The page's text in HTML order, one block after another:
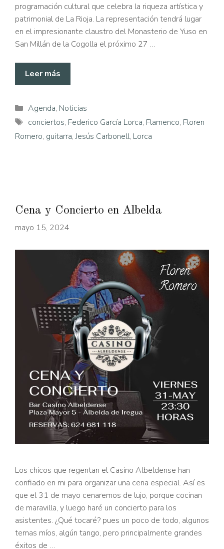
programación cultural que celebra la riqueza artística y
patrimonial de La Rioja. La representación tendrá lugar
en el impresionante claustro del Monasterio de Yuso en
San Millán de la Cogolla el próximo 27 …
Leer más
Categorías
Agenda, Noticias
Etiquetas
conciertos, Federico García Lorca, Flamenco, Floren
Romero, guitarra,Jesús Carbonell, Lorca
Cena y Concierto en Albelda
mayo 15, 2024
Los chicos que regentan el Casino Albeldense han
confiado en mi para organizar una cena especial. Así es
que el 31 de mayo cenaremos de lujo, porque cocinan
de maravilla, y luego haré un concierto para los
asistentes. ¿Qué tocaré? pues un poco de todo, algunos
temas míos, algún tango, pero principalmente grandes
éxitos de …